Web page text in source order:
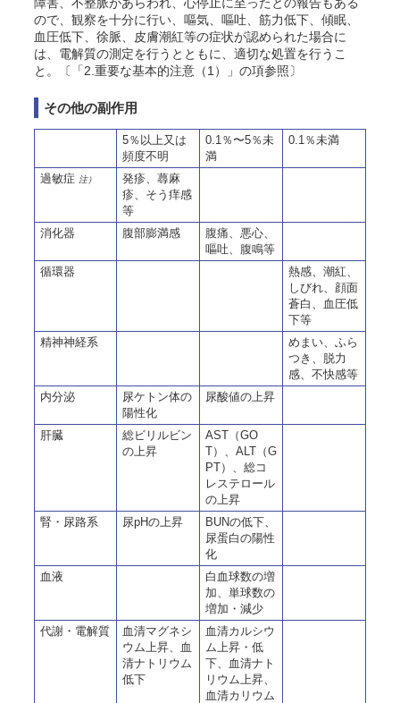
ので、観察を十分に行い、嘔気、嘔吐、筋力低下、傾眠、
血圧低下、徐脈、皮膚潮紅等の症状が認められた場合に
は、電解質の測定を行うとともに、適切な処置を行うこ
と。〔「2.重要な基本的注意（1）」の項参照〕
その他の副作用
5％以上又は
頻度不明
0.1％〜5％未
満
0.1％未満
過敏症 注）
発疹、蕁麻
疹、 そう 痒感
等
消化器
腹部膨満感
腹痛、悪心、
嘔吐、腹鳴等
循環器
熱感、潮紅、
しびれ、顔面
蒼白、血圧低
下等
精神神経系
めまい、ふら
つき、脱力
感、不快感等
内分泌
尿ケトン体の
陽性化
尿酸値の上昇
肝臓
総ビリルビン
の上昇
AST（GO
T）、ALT（G
PT）、総コ
レステロール
の上昇
腎・尿路系
尿pHの上昇
BUNの低下、
尿蛋白の陽性
化
血液
白血球数の増
加、単球数の
増加・減少
代謝・電解質
血清マグネシ
ウム上昇、血
清ナトリウム
低下
血清カルシウ
ム上昇・低
下、血清ナト
リウム上昇、
血清カリウム